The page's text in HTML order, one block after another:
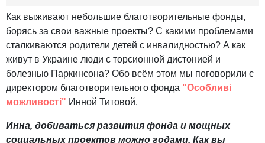
Как выживают небольшие благотворительные фонды,
борясь за свои важные проекты? С какими проблемами
сталкиваются родители детей с инвалидностью? А как
живут в Украине люди с торсионной дистонией и
болезнью Паркинсона? Обо всём этом мы поговорили с
директором благотворительного фонда "Особливі
можливості" Инной Титовой.
Инна, добиваться развития фонда и мощных
социальных проектов можно годами. Как вы